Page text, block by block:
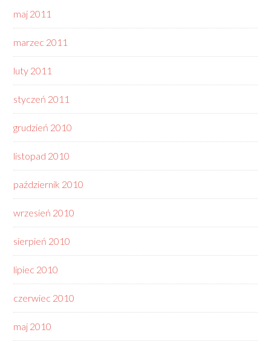
maj 2011
marzec 2011
luty 2011
styczeń 2011
grudzień 2010
listopad 2010
październik 2010
wrzesień 2010
sierpień 2010
lipiec 2010
czerwiec 2010
maj 2010